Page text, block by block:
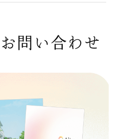
問い合わせ